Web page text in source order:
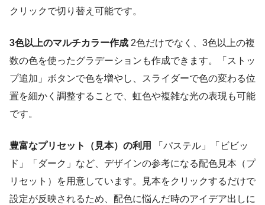
クリックで切り替え可能です。
3色以上のマルチカラー作成 2色だけでなく、3色以上の複
数の色を使ったグラデーションも作成できます。「ストッ
プ追加」ボタンで色を増やし、スライダーで色の変わる位
置を細かく調整することで、虹色や複雑な光の表現も可能
です。
豊富なプリセット（見本）の利用
「パステル」「ビビッ
ド」「ダーク」など、デザインの参考になる配色見本（プ
リセット）を用意しています。見本をクリックするだけで
設定が反映されるため、配色に悩んだ時のアイデア出しに